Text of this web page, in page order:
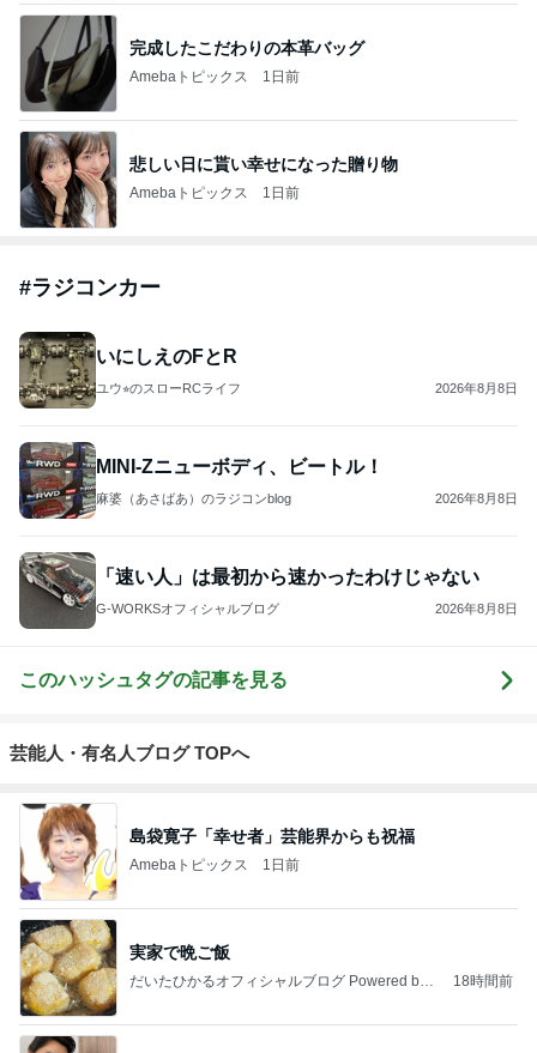
完成したこだわりの本革バッグ
Amebaトピックス 1日前
悲しい日に貰い幸せになった贈り物
Amebaトピックス 1日前
#ラジコンカー
いにしえのFとR
ユウ⭐︎のスローRCライフ 2026年8月8日
MINI-Zニューボディ、ビートル！
麻婆（あさばあ）のラジコンblog 2026年8月8日
「速い人」は最初から速かったわけじゃない
G-WORKSオフィシャルブログ 2026年8月8日
このハッシュタグの記事を見る
芸能人・有名人ブログ TOPへ
島袋寛子「幸せ者」芸能界からも祝福
Amebaトピックス 1日前
実家で晩ご飯
だいたひかるオフィシャルブログ Powered by
18時間前